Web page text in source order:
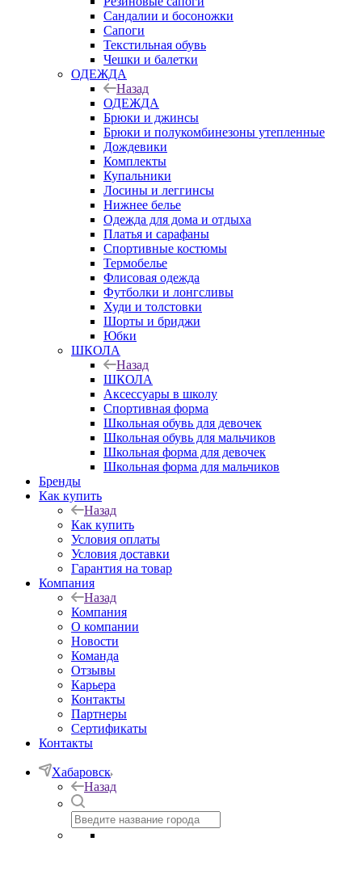
Сандалии и босоножки
Сапоги
Текстильная обувь
Чешки и балетки
ОДЕЖДА
Назад
ОДЕЖДА
Брюки и джинсы
Брюки и полукомбинезоны утепленные
Дождевики
Комплекты
Купальники
Лосины и леггинсы
Нижнее белье
Одежда для дома и отдыха
Платья и сарафаны
Спортивные костюмы
Термобелье
Флисовая одежда
Футболки и лонгсливы
Худи и толстовки
Шорты и бриджи
Юбки
ШКОЛА
Назад
ШКОЛА
Аксессуары в школу
Спортивная форма
Школьная обувь для девочек
Школьная обувь для мальчиков
Школьная форма для девочек
Школьная форма для мальчиков
Бренды
Как купить
Назад
Как купить
Условия оплаты
Условия доставки
Гарантия на товар
Компания
Назад
Компания
О компании
Новости
Команда
Отзывы
Карьера
Контакты
Партнеры
Сертификаты
Контакты
Хабаровск
Назад